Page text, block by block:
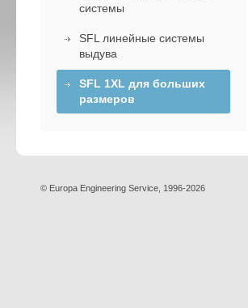
системы
SFL линейные системы
выдува
SFL 1XL для больших
размеров
© Europa Engineering Service, 1996-2026